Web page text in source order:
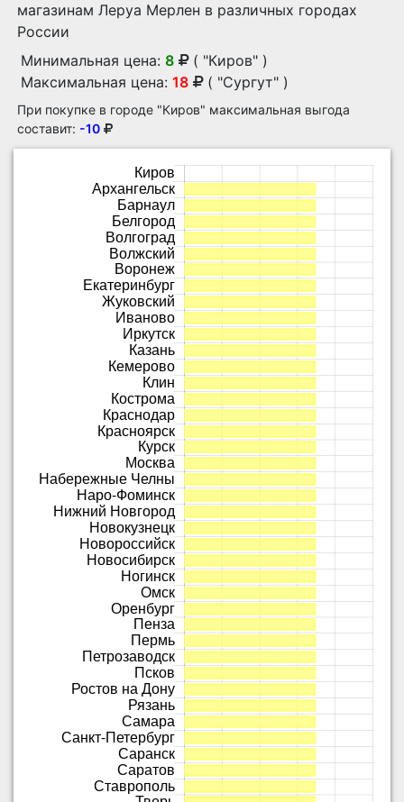
магазинам Леруа Мерлен в различных городах
России
Минимальная цена: 8
( "Киров" )
Максимальная цена: 18 ( "Сургут" )
При покупке в городе "Киров" максимальная выгода
составит: -10